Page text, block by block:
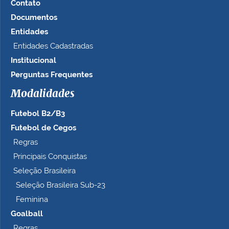
n
o
t
m
a
n
o
o
m
e
t
Contato
Documentos
Entidades
Entidades Cadastradas
Institucional
Perguntas Frequentes
Modalidades
Futebol B2/B3
Futebol de Cegos
Regras
Principais Conquistas
Seleção Brasileira
Seleção Brasileira Sub-23
Feminina
Goalball